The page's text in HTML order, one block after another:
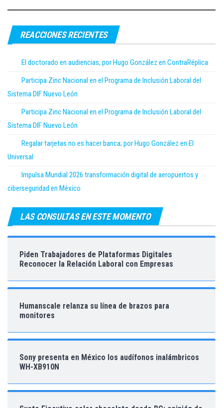
REACCIONES RECIENTES
El doctorado en audiencias, por Hugo González en ContraRéplica
Participa Zinc Nacional en el Programa de Inclusión Laboral del
Sistema DIF Nuevo León
Participa Zinc Nacional en el Programa de Inclusión Laboral del
Sistema DIF Nuevo León
Regalar tarjetas no es hacer banca; por Hugo González en El
Universal
Impulsa Mundial 2026 transformación digital de aeropuertos y
ciberseguridad en México
LAS CONSULTAS EN ESTE MOMENTO
Piden Trabajadores de Plataformas Digitales
Reconocer la Relación Laboral con Empresas
Humanscale relanza su línea de brazos para
monitores
Sony presenta en México los audífonos inalámbricos
WH-XB910N